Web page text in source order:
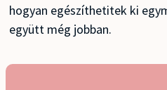
hogyan egészíthetitek ki
együtt még jobban.